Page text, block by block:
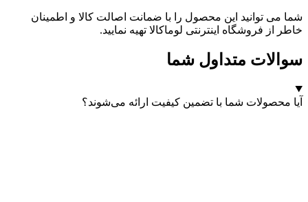
شما می توانید این محصول را با ضمانت اصالت کالا و اطمینان
خاطر از فروشگاه اینترنتی لوماکالا تهیه نمایید.
سوالات متداول شما
آیا محصولات شما با تضمین کیفیت ارائه می‌شوند؟